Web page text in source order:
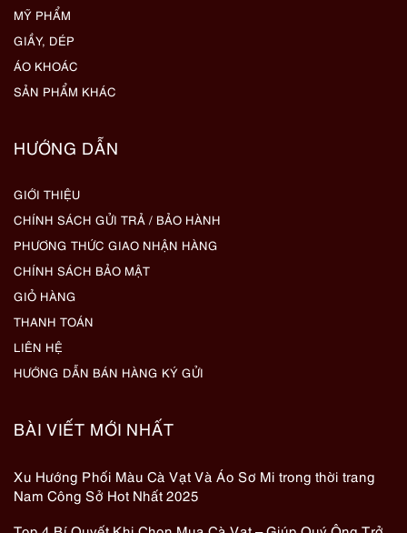
MỸ PHẨM
GIẦY, DÉP
ÁO KHOÁC
SẢN PHẨM KHÁC
HƯỚNG DẪN
GIỚI THIỆU
CHÍNH SÁCH GỬI TRẢ / BẢO HÀNH
PHƯƠNG THỨC GIAO NHẬN HÀNG
CHÍNH SÁCH BẢO MẬT
GIỎ HÀNG
THANH TOÁN
LIÊN HỆ
HƯỚNG DẪN BÁN HÀNG KÝ GỬI
BÀI VIẾT MỚI NHẤT
Xu Hướng Phối Màu Cà Vạt Và Áo Sơ Mi trong thời trang
Nam Công Sở Hot Nhất 2025